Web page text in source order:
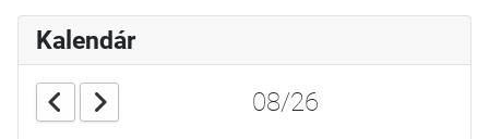
Kalendár
08/26